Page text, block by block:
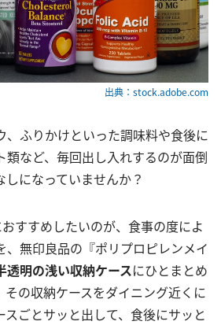
出典：stock.adobe.com
、ふりかけといった調味料や食後に
類など、毎回出し入れするのが面倒
しになっていませんか？
おすすめしたいのが、食事の度によ
、無印良品の『ポリプロピレンメイ
透明の浅い収納ケースにひとまとめ
その収納ケースをダイニング近くに
ごとサッと出して、食後にサッと